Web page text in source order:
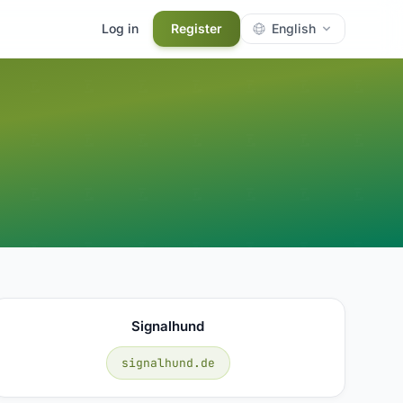
Log in Register English
Signalhund
signalhund.de